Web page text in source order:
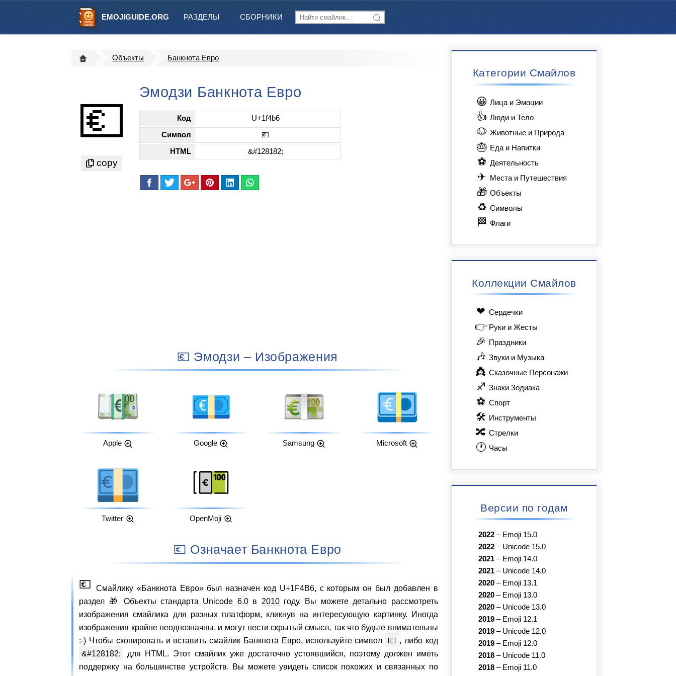
EMOJIGUIDE.ORG РАЗДЕЛЫ СБОРНИКИ
Объекты Банкнота Евро
💶
Эмодзи Банкнота Евро
Код U+1f4b6
Символ 💶
HTML &#128182;
💶 Эмодзи – Изображения
Apple Google Samsung Microsoft
Twitter OpenMoji
💶 Означает Банкнота Евро
💶
Смайлику «Банкнота Евро» был назначен код U+1F4B6, с которым он был добавлен в
раздел 🎁 Объекты стандарта Unicode 6.0в 2010году. Вы можете детально рассмотреть
изображения смайлика для разных платформ, кликнув на интересующую картинку. Иногда
изображения крайне неоднозначны, и могут нести скрытый смысл, так что будьте внимательны
:-) Чтобы скопировать и вставить смайлик Банкнота Евро, используйте символ
💶 , либо код
&#128182;
для HTML. Этот смайлик уже достаточно устоявшийся, поэтому должен иметь
поддержку на большинстве устройств. Вы можете увидеть список похожих и связанных по
Категории Смайлов
😀 Лица и Эмоции
👍 Люди и Тело
🐶 Животные и Природа
🎂 Еда и Напитки
⚽ Деятельность
✈ Места и Путешествия
🎁 Объекты
♻ Символы
🏁 Флаги
Коллекции Смайлов
❤ Сердечки
👉 Руки и Жесты
🎉 Праздники
🎶 Звуки и Музыка
👸 Сказочные Персонажи
♐ Знаки Зодиака
⚽ Спорт
🛠 Инструменты
🔀 Стрелки
🕐 Часы
Версии по годам
2022 – Emoji 15.0
2022 – Unicode 15.0
2021 – Emoji 14.0
2021 – Unicode 14.0
2020 – Emoji 13.1
2020 – Emoji 13.0
2020 – Unicode 13.0
2019 – Emoji 12.1
2019 – Unicode 12.0
2019 – Emoji 12.0
2018 – Unicode 11.0
2018 – Emoji 11.0